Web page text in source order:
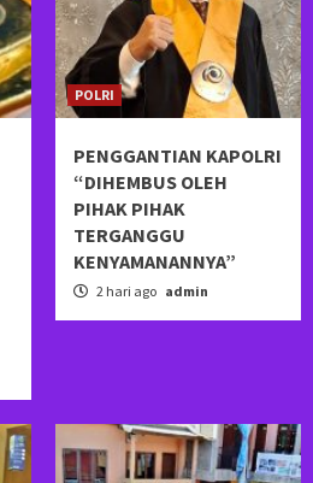
POLRI
PENGGANTIAN KAPOLRI
“DIHEMBUS OLEH
PIHAK PIHAK
TERGANGGU
KENYAMANANNYA”
2 hari ago admin